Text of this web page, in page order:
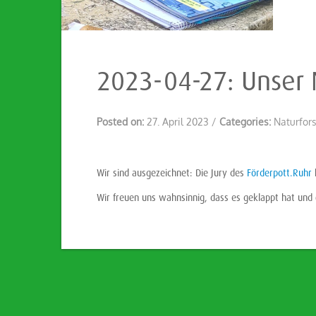
2023-04-27:
Posted on: 27. April 2023 / Categories:
Wir sind ausgezeichnet: Die Jury des Förderpott.Ruhr
Wir freuen uns wahnsinnig, dass es geklappt hat